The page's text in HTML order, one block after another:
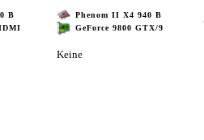
B
Phenom II X4 940 B
GeForce 9800 GTX/9
Keine